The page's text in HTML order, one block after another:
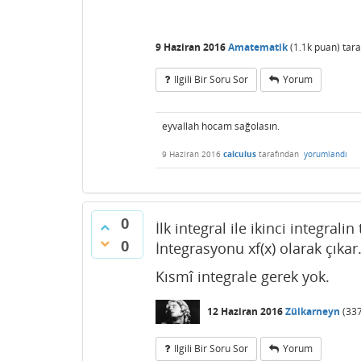
9 Haziran 2016Amatematik(1.1k puan)
Ilgili Bir Soru Sor Yorum
eyvallah hocam sağolasın.
9 Haziran 2016 calculus tarafından yorumlandı
0
0
İlk integral ile ikinci integralin
İntegrasyonu xf(x) olarak
Kısmî integrale gerek yok.
12 Haziran 2016Zülkarneyn (
Ilgili Bir Soru Sor Yorum